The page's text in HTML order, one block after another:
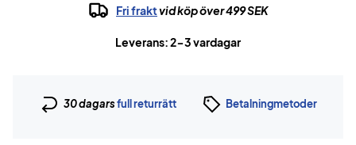
Fri fraktvid köp över 499 SEK
Leverans: 2-3 vardagar
30 dagarsfull returrätt Betalningmetoder